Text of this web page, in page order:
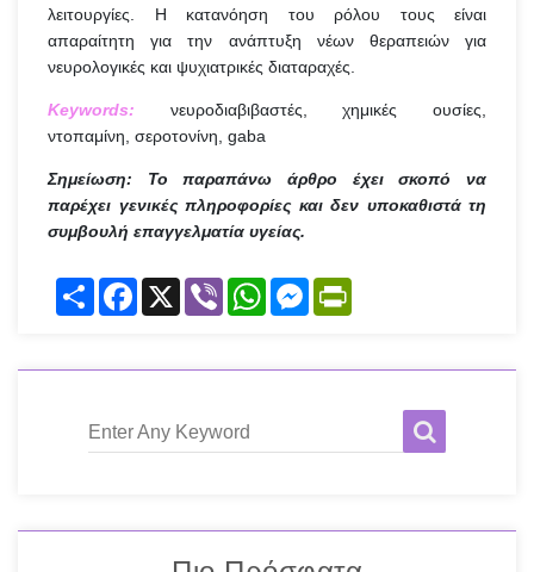
λειτουργίες. Η κατανόηση του ρόλου τους είναι
απαραίτητη για την ανάπτυξη νέων θεραπειών για
νευρολογικές και ψυχιατρικές διαταραχές.
Keywords: νευροδιαβιβαστές, χημικές ουσίες,
ντοπαμίνη, σεροτονίνη, gaba
Σημείωση: Το παραπάνω άρθρο έχει σκοπό να
παρέχει γενικές πληροφορίες και δεν υποκαθιστά τη
συμβουλή επαγγελματία υγείας.
Share Facebook Viber WhatsAppMessenger
Enter Any Keyword